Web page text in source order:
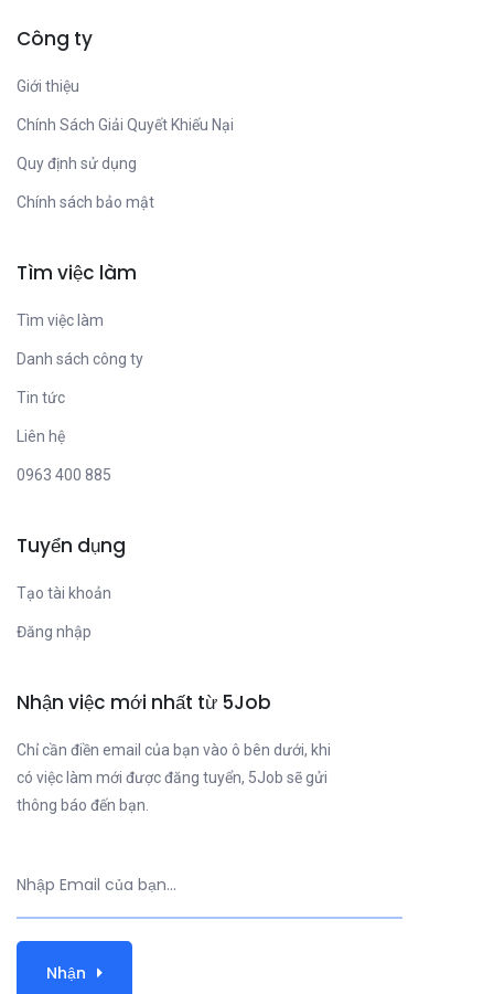
Công ty
Giới thiệu
Chính Sách Giải Quyết Khiếu Nại
Quy định sử dụng
Chính sách bảo mật
Tìm việc làm
Tìm việc làm
Danh sách công ty
Tin tức
Liên hệ
0963 400 885
Tuyển dụng
Tạo tài khoản
Đăng nhập
Nhận việc mới nhất từ 5Job
Chỉ cần điền email của bạn vào ô bên dưới, khi
có việc làm mới được đăng tuyển, 5Job sẽ gửi
thông báo đến bạn.
Nhận